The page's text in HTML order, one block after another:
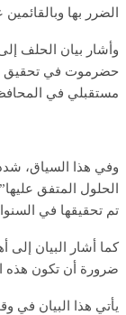
الضرر بها وبالقائمين
وأشار بيان الحلف
حضرموت في تحقيق
مستقبلي في
وفي هذا السياق،
الحلول المتفق
تم تحقيقها في
كما أشار البيان
ضرورة أن تكون هذه
يأتي هذا البيان في